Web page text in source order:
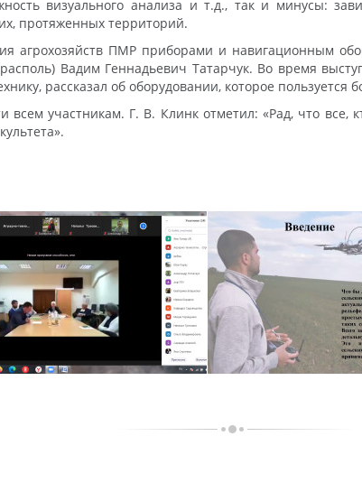
визуального анализа и т.д., так и минусы:
протяженных территорий.
агрохозяйств ПМР приборами и навигационным
Вадим Геннадьевич Татарчук. Во время
рассказал об оборудовании, которое пользуется
участникам. Г. В. Клинк отметил: «Рад, что все,